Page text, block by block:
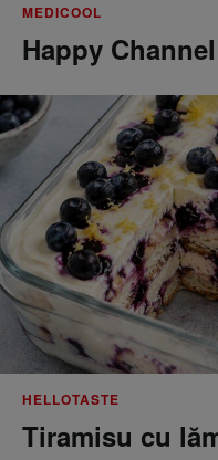
MEDICOOL
Happy
HELLOTASTE
Tiramisu cu